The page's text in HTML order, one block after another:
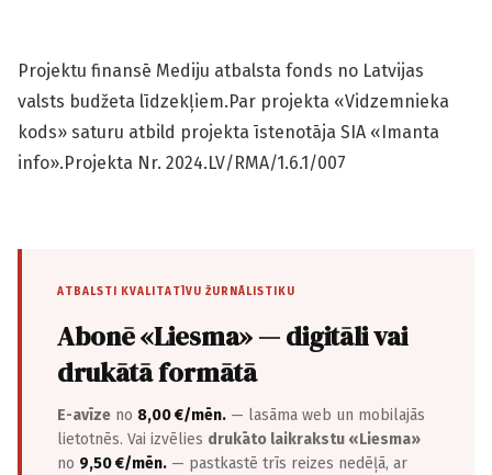
Projektu finansē Mediju atbalsta fonds no Latvijas
valsts budžeta līdzekļiem.Par projekta «Vidzemnieka
kods» saturu atbild projekta īstenotāja SIA «Imanta
info».Projekta Nr. 2024.LV/RMA/1.6.1/007
ATBALSTI KVALITATĪVU ŽURNĀLISTIKU
Abonē «Liesma» — digitāli vai
drukātā formātā
E-avīze no 8,00 €/mēn. — lasāma web un mobilajās
lietotnēs. Vai izvēlies drukāto laikrakstu «Liesma»
no 9,50 €/mēn. — pastkastē trīs reizes nedēļā, ar